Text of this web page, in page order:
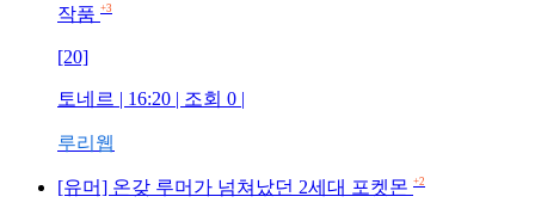
작품 +3
[20]
토네르 | 16:20 | 조회 0 |
루리웹
[유머] 온갖 루머가 넘쳐났던 2세대 포켓몬 +2